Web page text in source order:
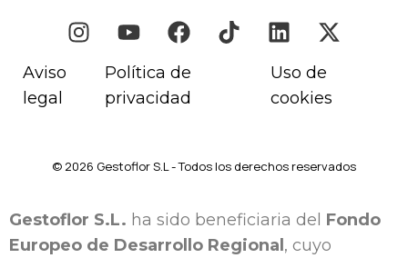
Aviso
legal
Política de
privacidad
Uso de
cookies
© 2026 Gestoflor S.L - Todos los derechos reservados
Gestoflor S.L. ha sido beneficiaria del Fondo
Europeo de Desarrollo Regional , cuyo